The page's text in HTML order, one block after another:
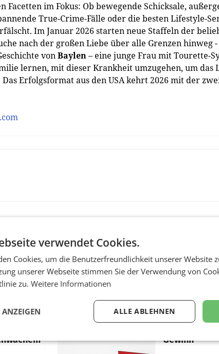
Facetten im Fokus: Ob bewegende Schicksale,
True-Crime-Fälle oder die besten Lifestyle-
Im Januar 2026 starten neue Staffeln der
nach der großen Liebe über alle Grenzen hinweg
vonBaylen– eine junge Frau mit Tourette-
lernen, mit dieser Krankheit umzugehen, um das
Erfolgsformat aus den USA kehrt 2026 mit der
MARKETING &
Gewinn
verwendet Cookies.
Cookies, um die Benutzerfreundlichkeit unserer Website
unserer Webseite stimmen Sie der Verwendung von
zu. Weitere Informationen
ALLE ABLEHNEN
ANZEIGEN